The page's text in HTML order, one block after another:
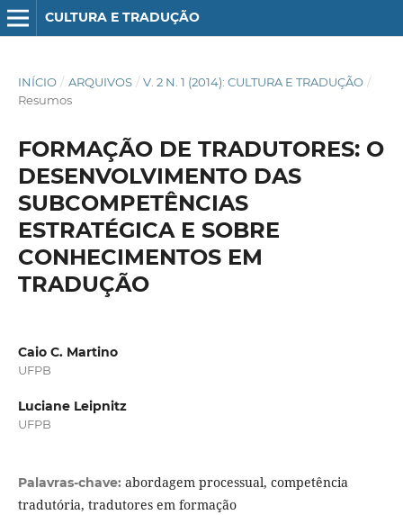
CULTURA E TRADUÇÃO
INÍCIO / ARQUIVOS / V. 2 N. 1 (2014): CULTURA E TRADUÇÃO /
Resumos
FORMAÇÃO DE TRADUTORES: O
DESENVOLVIMENTO DAS
SUBCOMPETÊNCIAS
ESTRATÉGICA E SOBRE
CONHECIMENTOS EM
TRADUÇÃO
Caio C. Martino
UFPB
Luciane Leipnitz
UFPB
Palavras-chave: abordagem processual, competência
tradutória, tradutores em formação